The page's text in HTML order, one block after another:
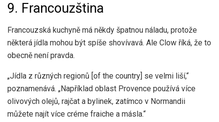
9. Francouzština
Francouzská kuchyně má někdy špatnou náladu, protože
některá jídla mohou být spíše shovívavá. Ale Clow říká, že to
obecně není pravda.
„Jídla z různých regionů [of the country] se velmi liší,“
poznamenává. „Například oblast Provence používá více
olivových olejů, rajčat a bylinek, zatímco v Normandii
můžete najít více créme fraiche a másla.“